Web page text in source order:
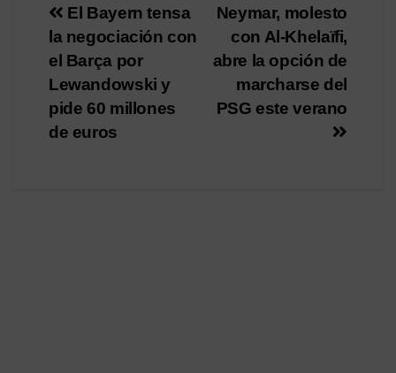
Navegación
de
entradas
Neymar, molesto
con Al-Khelaïfi,
abre la opción de
marcharse del
PSG este verano
El Bayern tensa
la negociación con
el Barça por
Lewandowski y
pide 60 millones
de euros